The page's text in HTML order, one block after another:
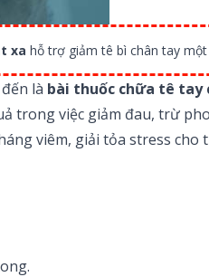
xa hỗ trợ giảm tê bì chân tay
là bài thuốc chữa tê tay
trong việc giảm đau, trừ
viêm, giải tỏa stress cho